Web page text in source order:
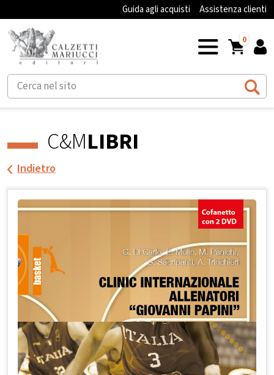
Guida agli acquisti Assistenza clienti
0
C&MLIBRI
Indietro